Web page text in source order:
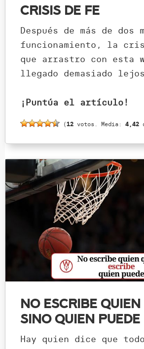
Crisis de fe
Después de más de
funcionamiento, la
que arrastro con esta
llegado demasiado lejos
¡Puntúa el artículo!
(12 votos. Media: 4,42
No escribe
sino quien puede
Hay quien dice que